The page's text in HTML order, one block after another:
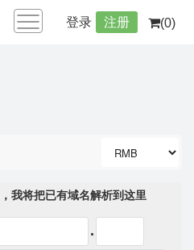
登录 注册 (0)
我将把已有域名解析到这里
.